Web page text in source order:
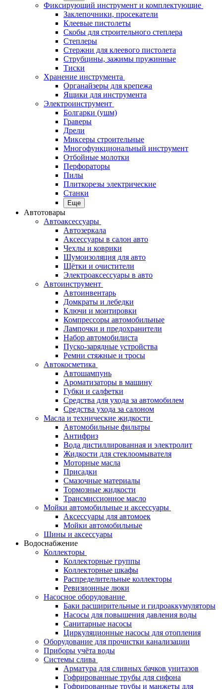
Фиксирующий инструмент и комплектующие
Заклепочники, просекатели
Клеевые пистолеты
Скобы для строительного степлера
Степлеры
Стержни для клеевого пистолета
Струбцины, зажимы пружинные
Тиски
Хранение инструмента
Органайзеры для крепежа
Ящики для инструмента
Электроинструмент
Болгарки (ушм)
Граверы
Дрели
Миксеры строительные
Многофункциональный инструмент
Отбойные молотки
Перфораторы
Пилы
Плиткорезы электрические
Станки
Еще
Автотовары
Автоаксессуары
Автозеркала
Аксессуары в салон авто
Чехлы и коврики
Шумоизоляция для авто
Щётки и очистители
Электроаксессуары в авто
Автоинструмент
Автоинвентарь
Домкраты и лебедки
Ключи и монтировки
Компрессоры автомобильные
Лампочки и предохранители
Набор автомобилиста
Пуско-зарядные устройства
Ремни стяжные и тросы
Автокосметика
Автошампунь
Ароматизаторы в машину
Губки и салфетки
Средства для ухода за автомобилем
Средства ухода за салоном
Масла и технические жидкости
Автомобильные фильтры
Антифриз
Вода дистиллированная и электролит
Жидкости для стеклоомывателя
Моторные масла
Присадки
Смазочные материалы
Тормозные жидкости
Трансмиссионное масло
Мойки автомобильные и аксессуары
Аксессуары для автомоек
Мойки автомобильные
Шины и аксессуары
Водоснабжение
Коллекторы
Коллекторные группы
Коллекторные шкафы
Распределительные коллекторы
Ревизионные люки
Насосное оборудование
Баки расширительные и гидроаккумуляторы
Насосы для повышения давления воды
Санитарные насосы
Циркуляционные насосы для отопления
Оборудование для прочистки канализации
Приборы учёта воды
Системы слива
Арматура для сливных бачков унитазов
Гофрированные трубы для сифона
Гофрированные трубы и манжеты для